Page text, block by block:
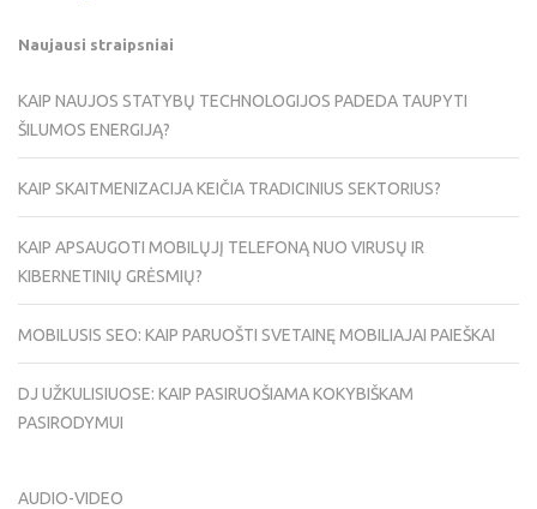
Naujausi straipsniai
KAIP NAUJOS STATYBŲ TECHNOLOGIJOS PADEDA TAUPYTI
ŠILUMOS ENERGIJĄ?
KAIP SKAITMENIZACIJA KEIČIA TRADICINIUS SEKTORIUS?
KAIP APSAUGOTI MOBILŲJĮ TELEFONĄ NUO VIRUSŲ IR
KIBERNETINIŲ GRĖSMIŲ?
MOBILUSIS SEO: KAIP PARUOŠTI SVETAINĘ MOBILIAJAI PAIEŠKAI
DJ UŽKULISIUOSE: KAIP PASIRUOŠIAMA KOKYBIŠKAM
PASIRODYMUI
AUDIO-VIDEO